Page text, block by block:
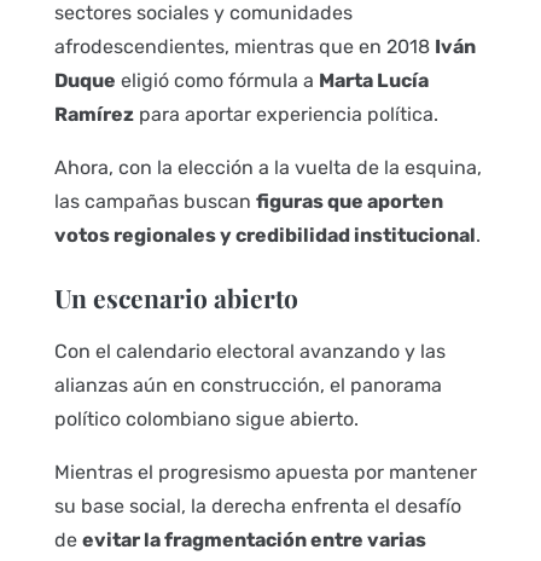
sectores sociales y comunidades
afrodescendientes, mientras que en 2018 Iván
Duque eligió como fórmula a Marta Lucía
Ramírezpara aportar experiencia política.
Ahora, con la elección a la vuelta de la esquina,
las campañas buscan figuras que aporten
votos regionales y credibilidad institucional.
Un escenario abierto
Con el calendario electoral avanzando y las
alianzas aún en construcción, el panorama
político colombiano sigue abierto.
Mientras el progresismo apuesta por mantener
su base social, la derecha enfrenta el desafío
de evitar la fragmentación entre varias